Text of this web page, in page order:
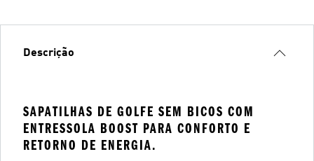
Descrição
SAPATILHAS DE GOLFE SEM BICOS COM
ENTRESSOLA BOOST PARA CONFORTO E
RETORNO DE ENERGIA.